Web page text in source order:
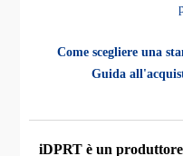
Come scegliere una
Guida
iDPRT è un